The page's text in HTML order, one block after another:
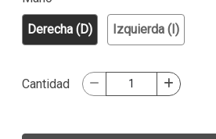
Derecha (D) Izquierda (I)
Cantidad